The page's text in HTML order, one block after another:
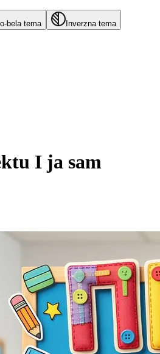
bela tema Inverzna tema
I ja sam